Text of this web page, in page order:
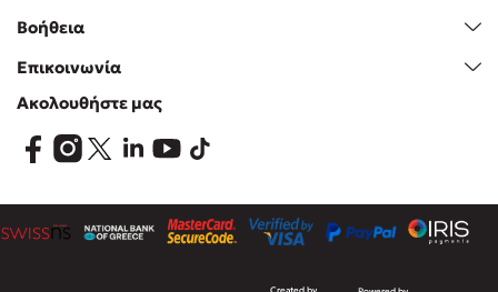
Βοήθεια
Επικοινωνία
Ακολουθήστε μας